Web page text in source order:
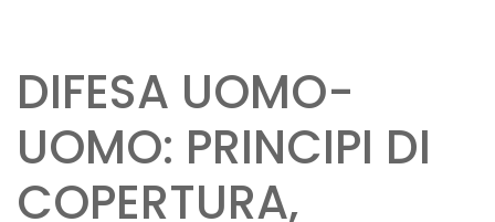
DIFESA UOMO-
UOMO: PRINCIPI DI
COPERTURA,